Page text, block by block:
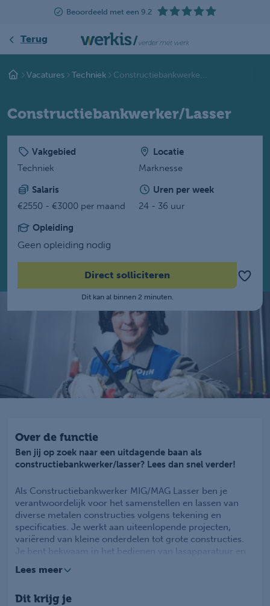
Beoordeeld met een 9.2
Terug
Vacatures Techniek Constructiebankwerke...
Constructiebankwerker/Lasser
Vakgebied
Techniek
Locatie
Marknesse
Salaris
€2550 - €3000 per maand
Uren per week
24 - 36 uur
Opleiding
Geen opleiding nodig
Direct solliciteren
Dit kan al binnen 2 minuten.
Over de functie
Ben jij op zoek naar een uitdagende baan als
constructiebankwerker/lasser? Lees dan snel verder!
Als Constructiebankwerker MIG/MAG Lasser ben je
verantwoordelijk voor het samenstellen en lassen van
diverse metalen constructies volgens tekening en
specificaties. Je werkt aan uiteenlopende projecten,
variërend van kleine onderdelen tot grote constructies.
Je bent bekwaam in het bedienen van lasapparatuur en
te produceren. Veiligheid, kwaliteit en precisie zijn
Herken jij jezelf in bovenstaand profiel en ben je klaar
Lees meer
Dit krijg je